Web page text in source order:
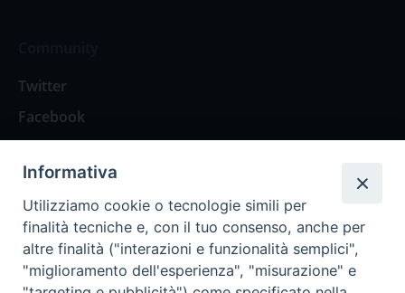
Twitter
Facebook
Contattaci
Spazio Lettori
Eventi
Informativa
Utilizziamo cookie o tecnologie simili per
finalità tecniche e, con il tuo consenso, anche per
altre finalità ("interazioni e funzionalità semplici",
"miglioramento dell'esperienza", "misurazione" e